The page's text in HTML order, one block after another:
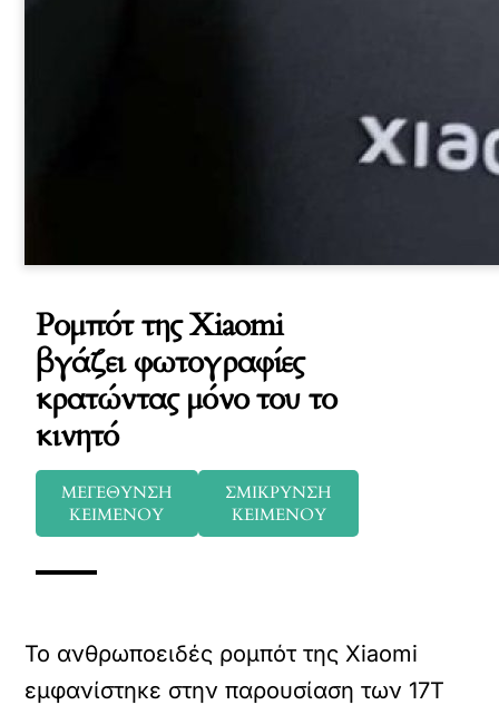
Ρομπότ της Xiaomi
βγάζει φωτογραφίες
κρατώντας μόνο του το
κινητό
ΜΕΓΕΘΥΝΣΗ
ΚΕΙΜΕΝΟΥ
ΣΜΙΚΡΥΝΣΗ
ΚΕΙΜΕΝΟΥ
Το ανθρωποειδές ρομπότ της Xiaomi
εμφανίστηκε στην παρουσίαση των 17T